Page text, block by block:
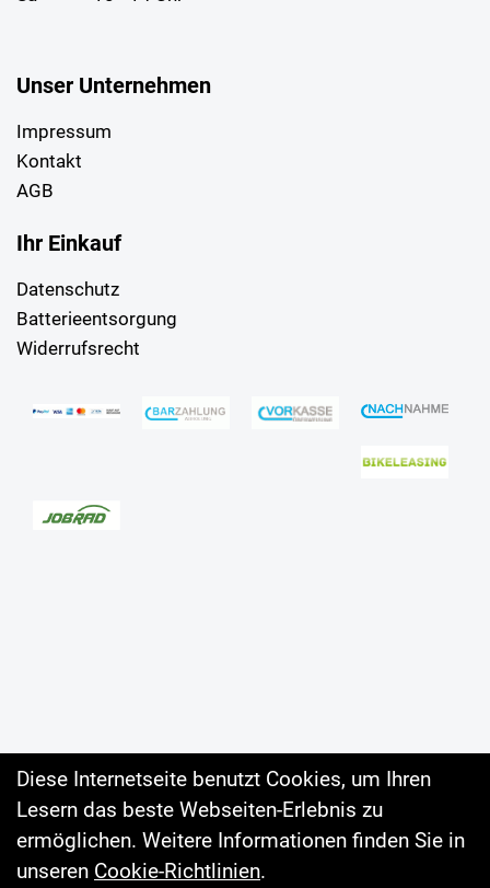
Unser Unternehmen
Impressum
Kontakt
AGB
Ihr Einkauf
Datenschutz
Batterieentsorgung
Widerrufsrecht
Diese Internetseite benutzt Cookies, um Ihren
Lesern das beste Webseiten-Erlebnis zu
ermöglichen. Weitere Informationen finden Sie in
unseren Cookie-Richtlinien.
Auftrag widerrufen